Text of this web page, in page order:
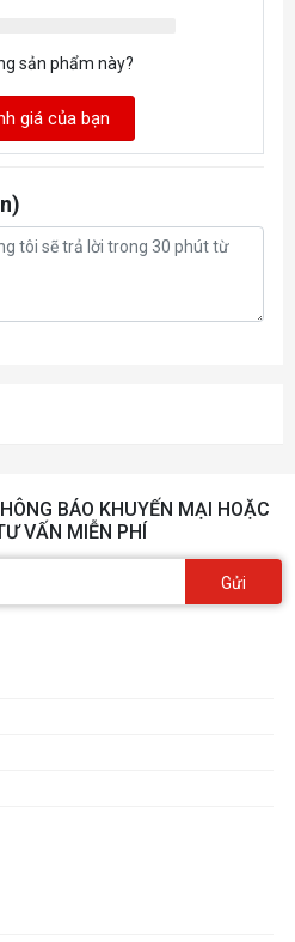
sản phẩm này?
giá của bạn
BÁO KHUYẾN MẠI HOẶC
VẤN MIỄN PHÍ
Gửi